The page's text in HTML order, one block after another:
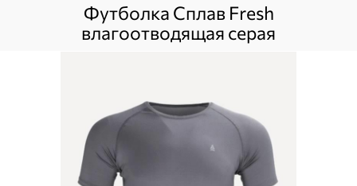
Футболка Сплав Fresh
влагоотводящая серая